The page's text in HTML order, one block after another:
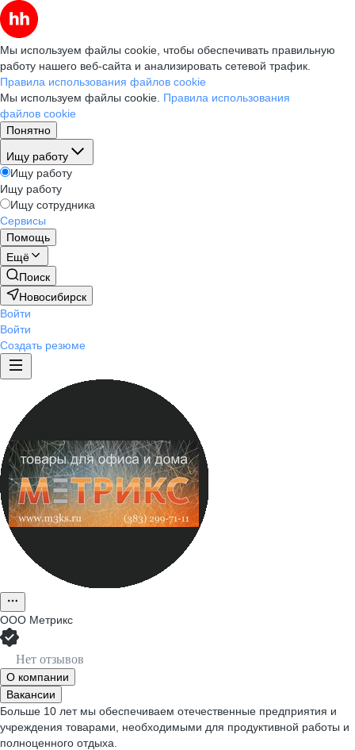
Мы используем файлы cookie, чтобы обеспечивать правильную
работу нашего веб-сайта и анализировать сетевой трафик.
Правила использования файлов cookie
Мы используем файлы cookie. Правила использования
файлов cookie
Понятно
Ищу работу
Ищу работу
Ищу работу
Ищу сотрудника
Сервисы
Помощь
Ещё
Поиск
Новосибирск
Войти
Войти
Создать резюме
ООО Метрикс
Нет отзывов
О компании
Вакансии
Больше 10 лет мы обеспечиваем отечественные предприятия и
учреждения товарами, необходимыми для продуктивной работы и
полноценного отдыха.